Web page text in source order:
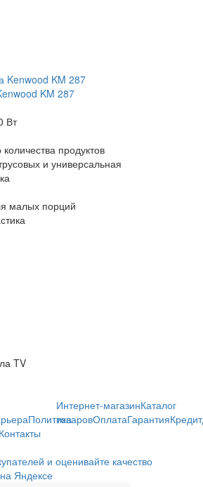
KM 287
Вт
продуктов
и универсальная
малых порций
TV
Политика
Контакты
Интернет-магазинКаталог
товаровОплатаГарантияКредит